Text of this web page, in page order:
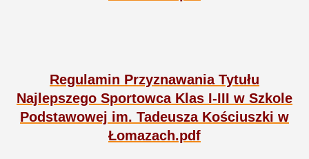
Regulamin Przyznawania Tytułu
Najlepszego Sportowca Klas I-III w Szkole
Podstawowej im. Tadeusza Kościuszki w
Łomazach.pdf